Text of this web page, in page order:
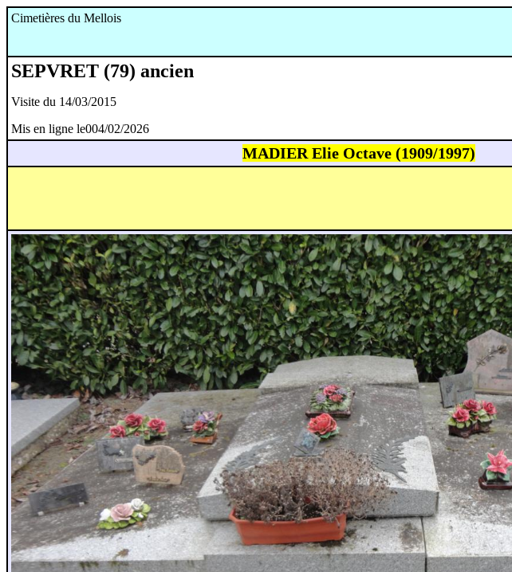
Cimetières du Mellois
SEPVRET (79) ancien
Visite du 14/03/2015
Mis en ligne le004/02/2026
MADIER Elie Octave (1909/1997)